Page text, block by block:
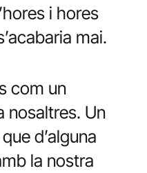
i hores
mai.
com un
nosaltres. Un
d’alguna
la nostra